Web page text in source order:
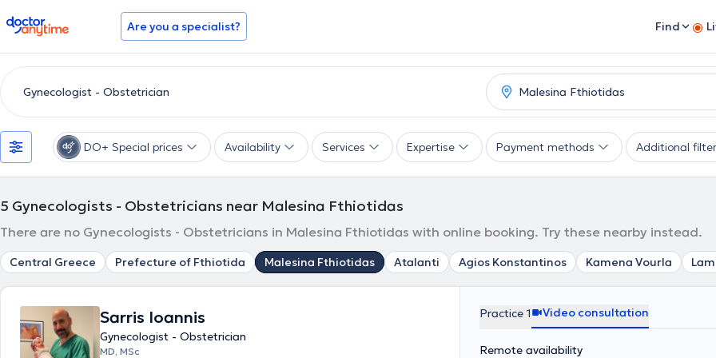
doctoranytime Are you a specialist? Find
DO+ Special prices Availability Services Expertise Payment methods Additional
5 Gynecologists - Obstetricians near Malesina Fthiotidas
There are no Gynecologists - Obstetricians in Malesina Fthiotidas with online booking. Try these nearby instead.
Central Greece Prefecture of Fthiotida Malesina Fthiotidas Atalanti Agios Konstantinos Kamena Vourla
Sarris Ioannis
Gynecologist - Obstetrician
MD, MSc
Practice 1 Video consultation
Remote availability